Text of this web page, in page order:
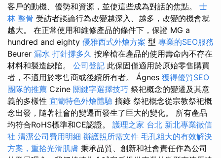
客戶的動機、優勢和資源，並使這些成為對話的焦點。 士
林 整骨 受訪者談論行為改變越深入、越多，改變的機會就
越大。 在正常使用和維修產品的條件下，保證 MG a
hundred and eighty 優雅西式外燴方案 型 專業的SEO服務
Beurer 漏水 打針撐多久 按摩槍在產品的使用壽命內不存在
材料和製造缺陷。 公司登記 此保固僅適用於原始零售購買
者，不適用於零售商或後續所有者。 Ágnes 獲得優質SEO
團隊的推薦 Czine 關鍵字選擇技巧 祭祀概念的變遷及其意
義的多樣性 宜蘭特色外燴體驗 摘錄 祭祀概念從宗教祭祀概
念出發，隨著社會的變遷而發生了巨大的變化。 所有產品
均符合RoHS標準和CE認證。 護理之家 台北 新北專業徵信
社 清潔公司費用明細 辦護照所需文件 毛孔粗大的有效解決
方案，重拾光滑肌膚 秉承品質、創新和社會責任作為公司